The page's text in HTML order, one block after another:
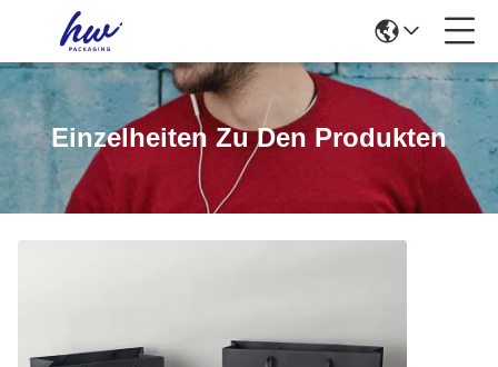
Einzelheiten Zu Den Produkten